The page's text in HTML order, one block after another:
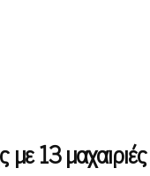
13 μαχαιριές